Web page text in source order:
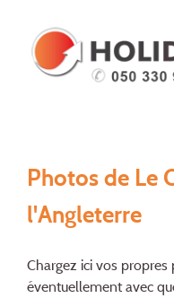
Photos de Le
l'Angleterre
Chargez ici vos propres
éventuellement avec